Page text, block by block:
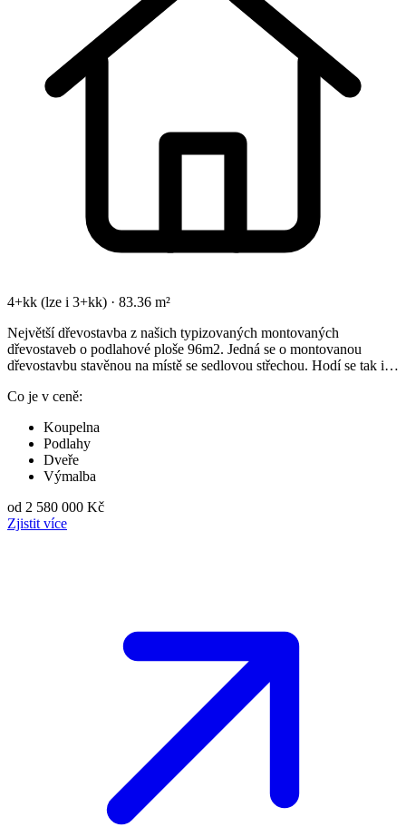
4+kk (lze i 3+kk) · 83.36 m²
Největší dřevostavba z našich typizovaných montovaných
dřevostaveb o podlahové ploše 96m2. Jedná se o montovanou
dřevostavbu stavěnou na místě se sedlovou střechou. Hodí se tak i…
Co je v ceně:
Koupelna
Podlahy
Dveře
Výmalba
od 2 580 000 Kč
Zjistit více